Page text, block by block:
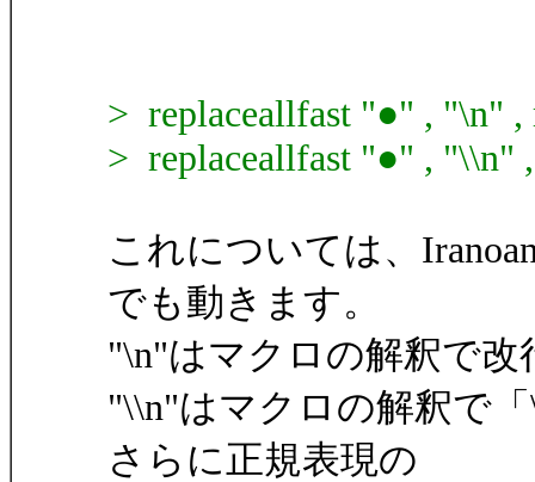
> replaceallfast "●" , "\n" ,
> replaceallfast "●" , "\\n"
これについては、
でも動きます。
"\n"はマクロの解釈で改
"\\n"はマクロの解釈で
さらに正規表現の